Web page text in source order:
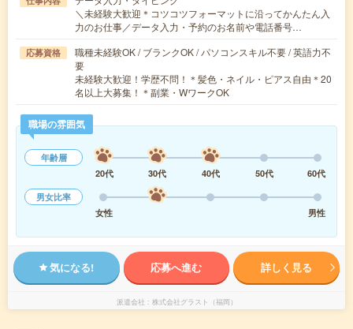
＼未経験大歓迎＊コツコツフォーマットに沿ってかんたん入
力のお仕事／データ入力・予約のお名前や電話番号…
応募資格
職種未経験OK / ブランクOK / パソコンスキル不要 / 英語力不
要
未経験大歓迎！学歴不問！＊髪色・ネイル・ピアス自由＊20
名以上大募集！＊副業・WワークOK
職場の雰囲気
年齢層
20代
30代 40代 50代
60代
男女比率
女性
男性
気になる! 応募へ進む 詳しく見る
派遣会社 株式会社グラスト（福岡）